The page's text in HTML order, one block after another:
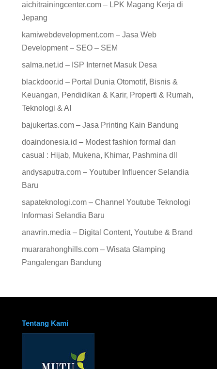
aichitrainingcenter.com – LPK Magang Kerja di
Jepang
kamiwebdevelopment.com – Jasa Web
Development – SEO – SEM
salma.net.id – ISP Internet Masuk Desa
blackdoor.id – Portal Dunia Otomotif, Bisnis &
Keuangan, Pendidikan & Karir, Properti & Rumah,
Teknologi & AI
bajukertas.com – Jasa Printing Kain Bandung
doaindonesia.id – Modest fashion formal dan
casual : Hijab, Mukena, Khimar, Pashmina dll
andysaputra.com – Youtuber Influencer Selandia
Baru
sapateknologi.com – Channel Youtube Teknologi
Informasi Selandia Baru
anavrin.media – Digital Content, Youtube & Brand
muararahonghills.com – Wisata Glamping
Pangalengan Bandung
Tentang Kami